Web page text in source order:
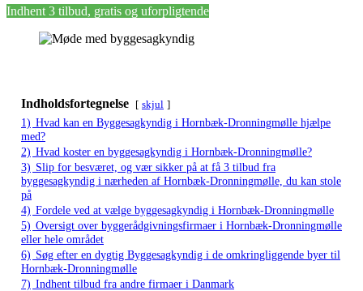
Indhent 3 tilbud, gratis og uforpligtende
Indholdsfortegnelse skjul
1) Hvad kan en Byggesagkyndig i Hornbæk-Dronningmølle hjælpe
med?
2) Hvad koster en byggesagkyndig i Hornbæk-Dronningmølle?
3) Slip for besværet, og vær sikker på at få 3 tilbud fra
byggesagkyndig i nærheden af Hornbæk-Dronningmølle, du kan stole
på
4) Fordele ved at vælge byggesagkyndig i Hornbæk-Dronningmølle
5) Oversigt over byggerådgivningsfirmaer i Hornbæk-Dronningmølle
eller hele området
6) Søg efter en dygtig Byggesagkyndig i de omkringliggende byer til
Hornbæk-Dronningmølle
7) Indhent tilbud fra andre firmaer i Danmark